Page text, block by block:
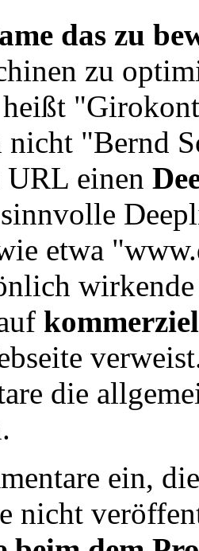
das zu
zu
nicht "Bernd
einen
etwa
die
ein,
nicht